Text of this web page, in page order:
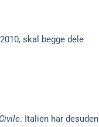
skal begge dele
. Italien har desuden